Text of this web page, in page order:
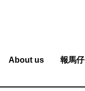
About us 報馬仔